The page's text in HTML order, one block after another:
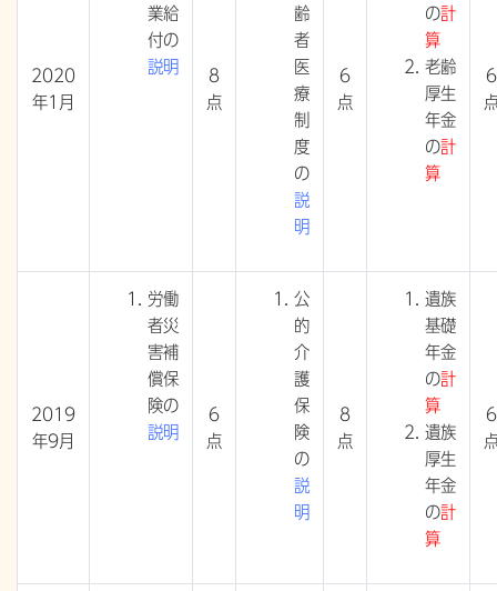
2020
年1月
業給
付の
説明
8
点
齢
者
医
療
制
度
の
説
明
6
点
の計
算
老齢
厚生
年金
の計
算
6
2019
年9月
労働
者災
害補
償保
険の
説明
6
点
公
的
介
護
保
険
の
説
明
8
点
遺族
基礎
年金
の計
算
遺族
厚生
年金
の計
算
6